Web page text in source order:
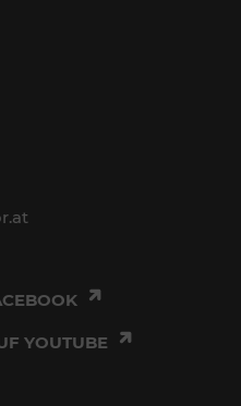
YOUTUBE